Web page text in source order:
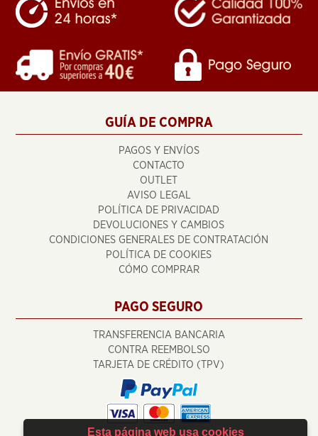
GUÍA DE COMPRA
PAGOS Y ENVÍOS
CONTACTO
OUTLET
AVISO LEGAL
POLÍTICA DE PRIVACIDAD
DEVOLUCIONES Y CAMBIOS
CONDICIONES GENERALES DE CONTRATACIÓN
POLÍTICA DE COOKIES
CÓMO COMPRAR
PAGO SEGURO
TRANSFERENCIA BANCARIA
CONTRA REEMBOLSO
TARJETA DE CRÉDITO (TPV)
Esta página web usa cookies